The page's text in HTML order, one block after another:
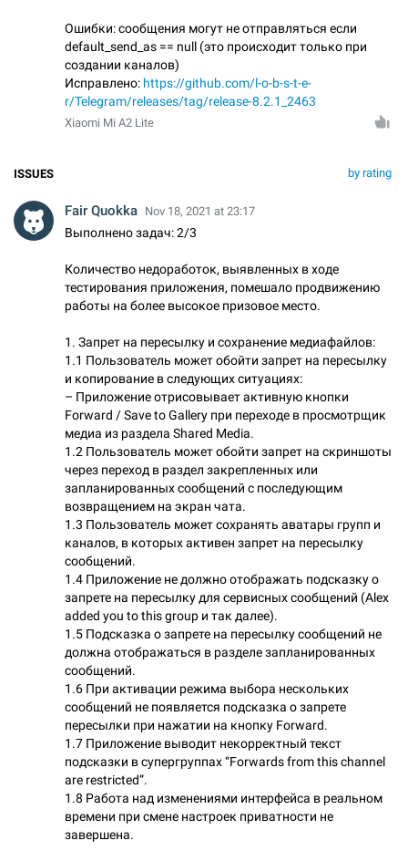
Ошибки: сообщения могут не отправляться если
default_send_as == null (это происходит только при
создании каналов)
Исправлено: https://github.com/l-o-b-s-t-e-
r/Telegram/releases/tag/release-8.2.1_2463
Xiaomi Mi A2 Lite
by rating
ISSUES
Fair Quokka Nov 18, 2021 at 23:17
Выполнено задач: 2/3
Количество недоработок, выявленных в ходе
тестирования приложения, помешало продвижению
работы на более высокое призовое место.
1. Запрет на пересылку и сохранение медиафайлов:
1.1 Пользователь может обойти запрет на пересылку
и копирование в следующих ситуациях:
– Приложение отрисовывает активную кнопки
Forward / Save to Gallery при переходе в просмотрщик
медиа из раздела Shared Media.
1.2 Пользователь может обойти запрет на скриншоты
через переход в раздел закрепленных или
запланированных сообщений с последующим
возвращением на экран чата.
1.3 Пользователь может сохранять аватары групп и
каналов, в которых активен запрет на пересылку
сообщений.
1.4 Приложение не должно отображать подсказку о
запрете на пересылку для сервисных сообщений (Alex
added you to this group и так далее).
1.5 Подсказка о запрете на пересылку сообщений не
должна отображаться в разделе запланированных
сообщений.
1.6 При активации режима выбора нескольких
сообщений не появляется подсказка о запрете
пересылки при нажатии на кнопку Forward.
1.7 Приложение выводит некорректный текст
подсказки в супергруппах “Forwards from this channel
are restricted”.
1.8 Работа над изменениями интерфейса в реальном
времени при смене настроек приватности не
завершена.